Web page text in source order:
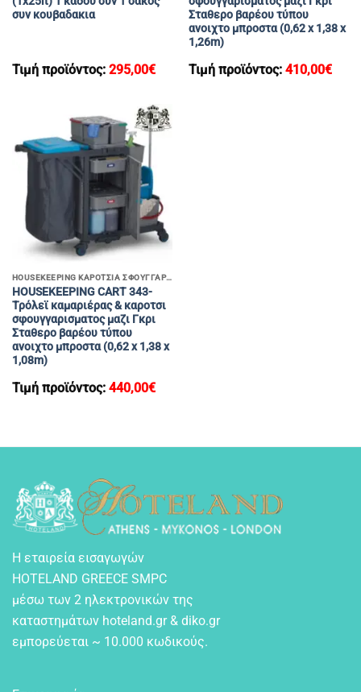
συν κουβαδακια
Τιμή προϊόντος: 295,00€
Σταθερο βαρέου τύπου
ανοιχτο μπροστα (0,62 x 1,38 x
1,26m)
Τιμή προϊόντος: 410,00€
HOUSEKEEPING ΚΑΡΟΤΣΙΑ ΣΦΟΥΓΓΑΡΙΣΜΑΤΟΣ
HOUSEKEEPING CART 343-
Τρόλεϊ καμαριέρας & καροτσι
σφουγγαρισματος μαζι Γκρι
Σταθερο βαρέου τύπου
ανοιχτο μπροστα (0,62 x 1,38 x
1,08m)
Τιμή προϊόντος: 440,00€
Η εταιρεία εισαγωγών
HOTELAND GREECE SMPC
μέσω των 2 ηλεκτρονικών της
καταστημάτων hoteland.gr & diko.gr
εμπορεύεται ~ 10.000 κωδικούς.